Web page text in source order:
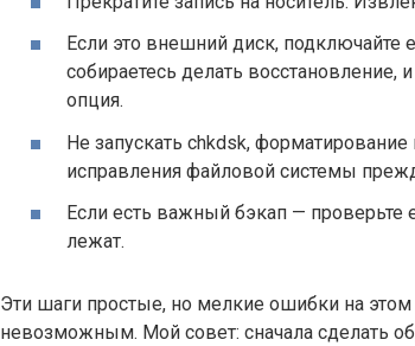
Если это внешний диск, подключайте
собираетесь делать восстановление,
опция.
Не запускать chkdsk,
исправления файловой системы
Если есть важный бэкап —
лежат.
Эти шаги простые, но мелкие ошибки на этом
невозможным. Мой совет: сначала сделать